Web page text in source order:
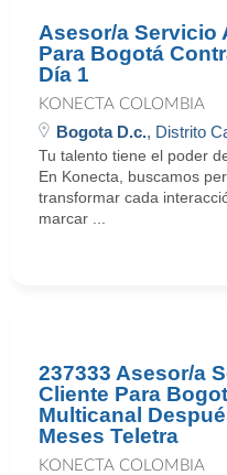
Asesor/a Servicio
Para Bogotá
Día 1
KONECTA COLOMBIA
Bogota D.c., Distrito
Tu talento tiene el poder
En Konecta, buscamos
transformar cada
marcar ...
237333 Asesor/a
Cliente Para
Multicanal
Meses Teletra
KONECTA COLOMBIA